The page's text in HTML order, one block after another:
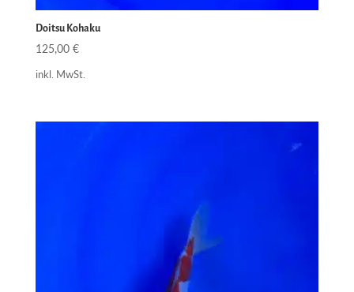
Doitsu Kohaku
125,00 €
inkl. MwSt.